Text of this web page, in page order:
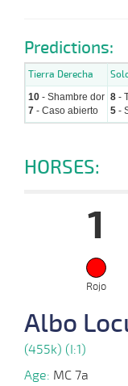
Predictions:
Tierra Derecha
10 - Shambre dor
7 - Caso abierto
8 -
5 -
HORSES:
1
Rojo
Albo
(455k) (I:1)
Age: MC 7a